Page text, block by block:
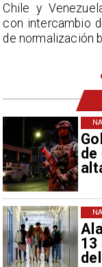
de
13
La
considera
Campillai como